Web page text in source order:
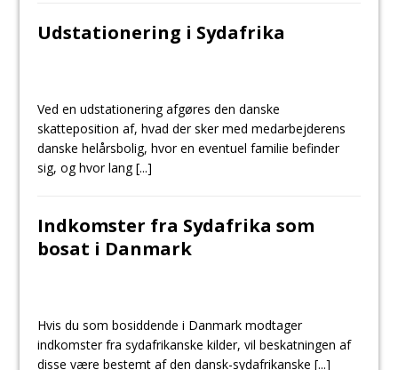
Udstationering i Sydafrika
Ved en udstationering afgøres den danske
skatteposition af, hvad der sker med medarbejderens
danske helårsbolig, hvor en eventuel familie befinder
sig, og hvor lang[...]
Indkomster fra Sydafrika som
bosat i Danmark
Hvis du som bosiddende i Danmark modtager
indkomster fra sydafrikanske kilder, vil beskatningen af
disse være bestemt af den dansk-sydafrikanske[...]